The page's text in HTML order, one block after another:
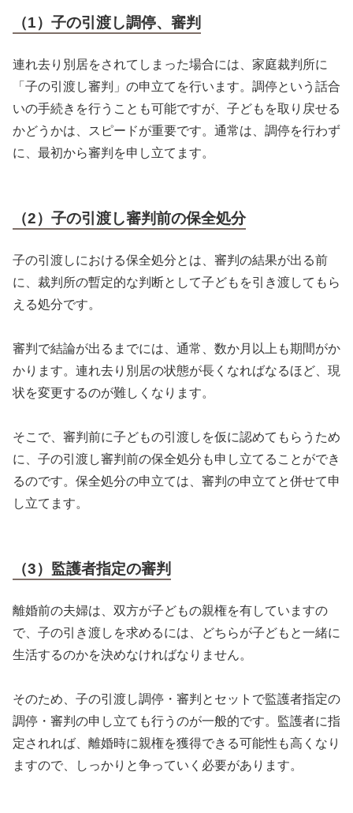
（1）子の引渡し調停、審判
連れ去り別居をされてしまった場合には、家庭裁判所に
「子の引渡し審判」の申立てを行います。調停という話合
いの手続きを行うことも可能ですが、子どもを取り戻せる
かどうかは、スピードが重要です。通常は、調停を行わず
に、最初から審判を申し立てます。
（2）子の引渡し審判前の保全処分
子の引渡しにおける保全処分とは、審判の結果が出る前
に、裁判所の暫定的な判断として子どもを引き渡してもら
える処分です。
審判で結論が出るまでには、通常、数か月以上も期間がか
かります。連れ去り別居の状態が長くなればなるほど、現
状を変更するのが難しくなります。
そこで、審判前に子どもの引渡しを仮に認めてもらうため
に、子の引渡し審判前の保全処分も申し立てることができ
るのです。保全処分の申立ては、審判の申立てと併せて申
し立てます。
（3）監護者指定の審判
離婚前の夫婦は、双方が子どもの親権を有していますの
で、子の引き渡しを求めるには、どちらが子どもと一緒に
生活するのかを決めなければなりません。
そのため、子の引渡し調停・審判とセットで監護者指定の
調停・審判の申し立ても行うのが一般的です。監護者に指
定されれば、離婚時に親権を獲得できる可能性も高くなり
ますので、しっかりと争っていく必要があります。